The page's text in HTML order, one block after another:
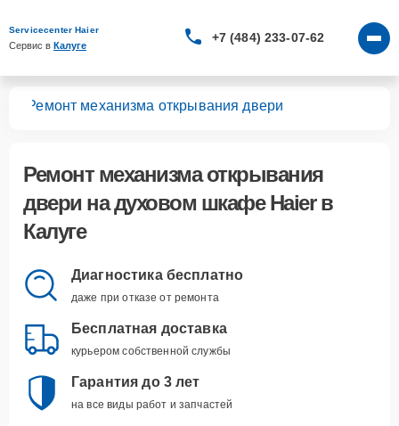
Servicecenter Haier
Сервис в Калуге
+7 (484) 233-07-62
Ремонт механизма открывания двери
Ремонт механизма открывания
двери на духовом шкафе Haier в
Калуге
Диагностика бесплатно
даже при отказе от ремонта
Бесплатная доставка
курьером собственной службы
Гарантия до 3 лет
на все виды работ и запчастей